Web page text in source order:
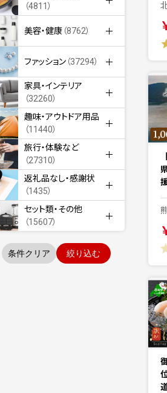
（4811）
美容・健康 （8762）
ファッション （37294）
家具・インテリア
（32260）
趣味・アウトドア用品
（11440）
旅行・体験など
（27310）
返礼品なし・感謝状
（1435）
セット類・その他
（15607）
条件クリア 絞り込む